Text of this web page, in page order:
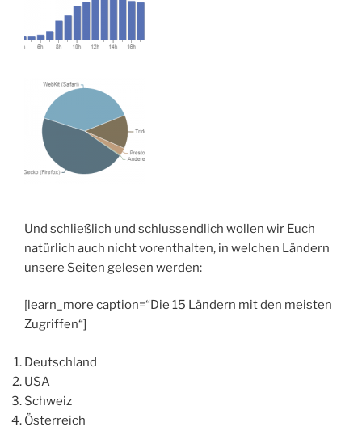
Und schließlich und schlussendlich wollen wir Euch
natürlich auch nicht vorenthalten, in welchen Ländern
unsere Seiten gelesen werden:
[learn_more caption=“Die 15 Ländern mit den meisten
Zugriffen“]
Deutschland
USA
Schweiz
Österreich